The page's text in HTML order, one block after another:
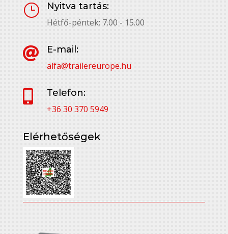
}
Nyitva tartás:
Hétfő-péntek: 7.00 - 15.00

E-mail:
alfa@trailereurope.hu

Telefon:
+36 30 370 5949
Elérhetőségek